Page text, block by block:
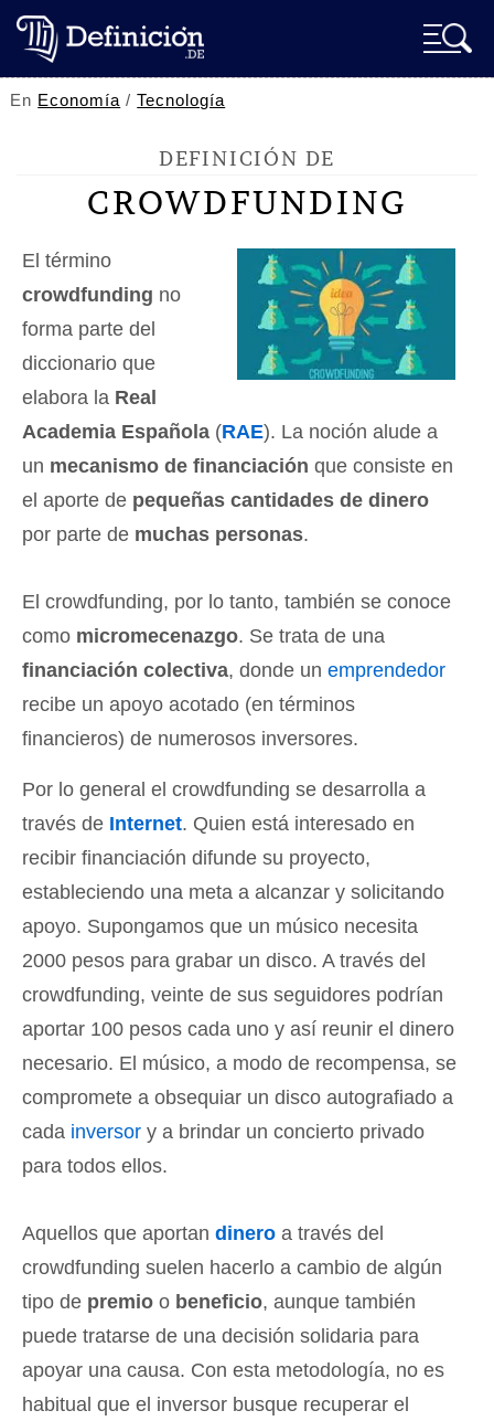
En Economía /Tecnología
DEFINICIÓN DE
CROWDFUNDING
El término
crowdfunding no
forma parte del
diccionario que
elabora la Real
Academia Española (RAE). La noción alude a
un mecanismo de financiación que consiste en
el aporte de pequeñas cantidades de dinero
por parte de muchas personas.
El crowdfunding, por lo tanto, también se conoce
como micromecenazgo. Se trata de una
financiación colectiva, donde un emprendedor
recibe un apoyo acotado (en términos
financieros) de numerosos inversores.
Por lo general el crowdfunding se desarrolla a
través de Internet. Quien está interesado en
recibir financiación difunde su proyecto,
estableciendo una meta a alcanzar y solicitando
apoyo. Supongamos que un músico necesita
2000 pesos para grabar un disco. A través del
crowdfunding, veinte de sus seguidores podrían
aportar 100 pesos cada uno y así reunir el dinero
necesario. El músico, a modo de recompensa, se
compromete a obsequiar un disco autografiado a
cada inversor y a brindar un concierto privado
para todos ellos.
Aquellos que aportan dinero a través del
crowdfunding suelen hacerlo a cambio de algún
tipo de premio o beneficio, aunque también
puede tratarse de una decisión solidaria para
apoyar una causa. Con esta metodología, no es
habitual que el inversor busque recuperar el